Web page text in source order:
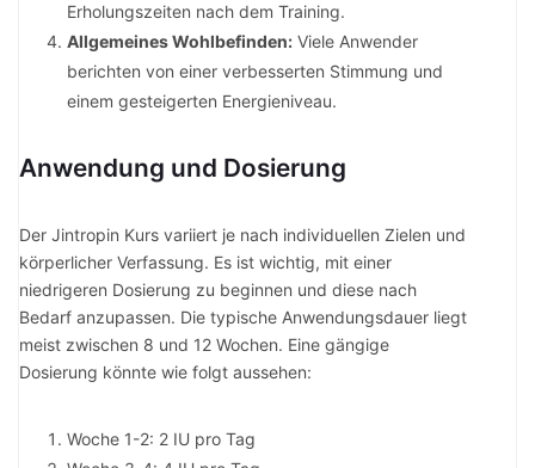
Erholungszeiten nach dem Training.
Allgemeines Wohlbefinden: Viele Anwender
berichten von einer verbesserten Stimmung und
einem gesteigerten Energieniveau.
Anwendung und Dosierung
Der Jintropin Kurs variiert je nach individuellen Zielen und
körperlicher Verfassung. Es ist wichtig, mit einer
niedrigeren Dosierung zu beginnen und diese nach
Bedarf anzupassen. Die typische Anwendungsdauer liegt
meist zwischen 8 und 12 Wochen. Eine gängige
Dosierung könnte wie folgt aussehen:
Woche 1-2: 2 IU pro Tag